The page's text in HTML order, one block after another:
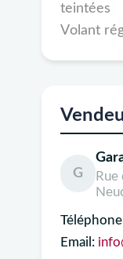
teintées
Volant
G
Email: